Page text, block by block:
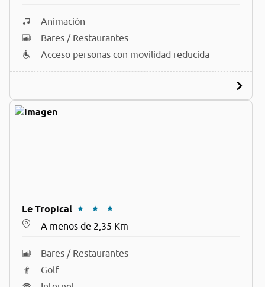
Animación
Bares / Restaurantes
Acceso personas con movilidad reducida
Le Tropical
A menos de 2,35 Km
Bares / Restaurantes
Golf